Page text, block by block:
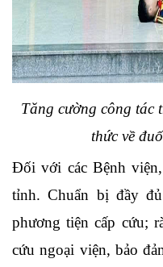
Tăng cường công tác
thức về
Đối với các Bệnh
tỉnh. Chuẩn bị đầy
phương tiện cấp cứu;
cứu ngoại viện, bảo